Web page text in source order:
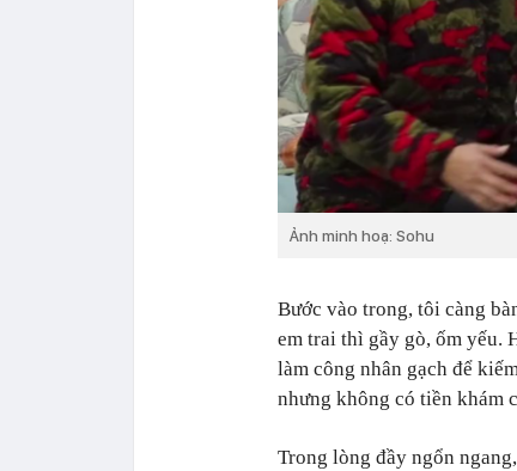
Ảnh minh hoạ: Sohu
Bước vào trong, tôi càng
em trai thì gầy gò, ốm yếu.
làm công nhân gạch để
nhưng không có tiền khám
Trong lòng đầy ngổn